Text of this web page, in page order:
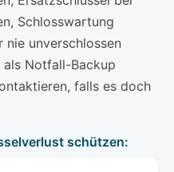
Schlosswartung
nie unverschlossen
als Notfall-Backup
falls es doch
schützen: